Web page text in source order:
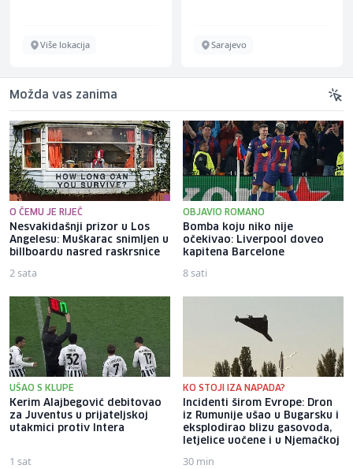
Sarajevo Sarajevo
Možda vas zanima
O ČEMU JE RIJEČ
Nesvakidašnji prizor u Los
Angelesu: Muškarac snimljen u
billboardu nasred raskrsnice
2 sata
OBJAVIO ROMANO
Bomba koju niko nije
očekivao: Liverpool doveo
kapitena Barcelone
8 sati
UŠAO S KLUPE
Kerim Alajbegović debitovao
za Juventus u prijateljskoj
utakmici protiv Intera
1 sat
KO STOJI IZA NAPADA?
Incidenti širom Evrope: Dron
iz Rumunije ušao u Bugarsku i
eksplodirao blizu gasovoda,
letjelice uočene i u Njemačkoj
30 min